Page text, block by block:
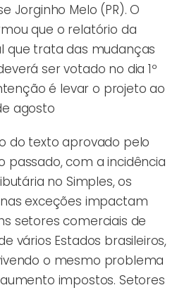
Jorginho Melo (PR). O
que o relatório da
que trata das mudanças
ser votado no dia 1º
é levar o projeto ao
agosto
do texto aprovado pelo
passado, com a incidência
no Simples, os
exceções impactam
setores comerciais de
vários Estados brasileiros,
o mesmo problema
impostos. Setores